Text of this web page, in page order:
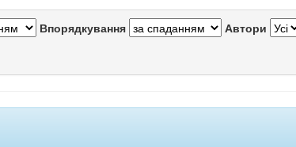
Впорядкування Автори